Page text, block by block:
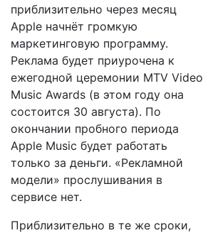
приблизительно через месяц
Apple начнёт громкую
маркетинговую программу.
Реклама будет приурочена к
ежегодной церемонии MTV Video
Music Awards (в этом году она
состоится 30 августа). По
окончании пробного периода
Apple Music будет работать
только за деньги. «Рекламной
модели» прослушивания в
сервисе нет.
Приблизительно в те же сроки,